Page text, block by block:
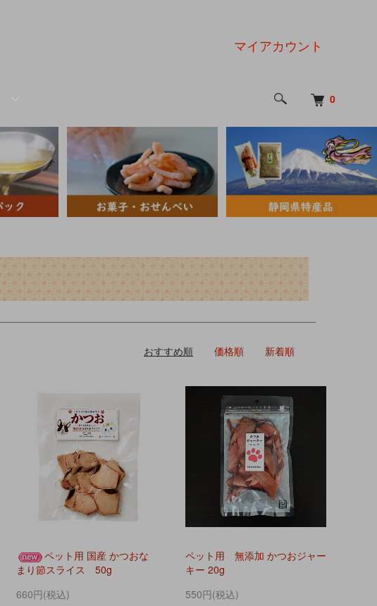
0
マイアカウント
おすすめ順 価格順 新着順
ペット用 国産 かつおな
まり節スライス 50g
660円(税込)
ペット用 無添加 かつおジャー
キー 20g
550円(税込)